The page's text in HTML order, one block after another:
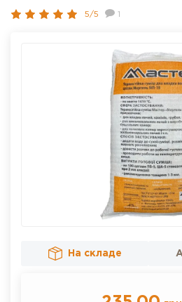
5/5 1
На складе